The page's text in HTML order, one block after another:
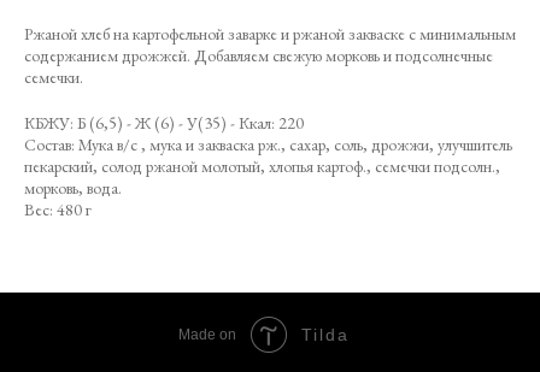
Ржаной хлеб на картофельной заварке и ржаной закваске с минимальным
содержанием дрожжей. Добавляем свежую морковь и подсолнечные
семечки.
КБЖУ: Б (6,5) - Ж (6) - У(35) - Ккал: 220
Состав: Мука в/с , мука и закваска рж., сахар, соль, дрожжи, улучшитель
пекарский, солод ржаной молотый, хлопья картоф., семечки подсолн.,
морковь, вода.
Вес: 480 г
Made on Tilda